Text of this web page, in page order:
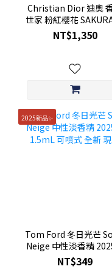
Christian Dior 迪奧
世家 粉紅櫻花
香精 10mL 附盒裝 沾
NT$1,350
2025新品✨
Tom Ford 冬日光芒
Neige 中性淡香精
1.5mL 可噴式 全新 現
NT$349